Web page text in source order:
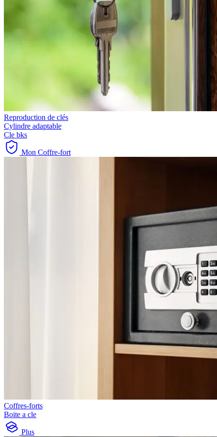
Reproduction de clés
Cylindre adaptable
Cle bks
Mon Coffre-fort
Coffres-forts
Boite a cle
Plus